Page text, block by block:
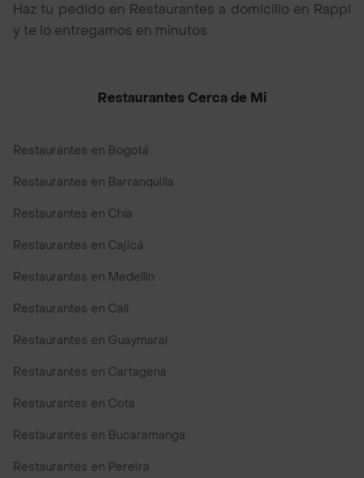
Haz tu pedido en Restaurantes a domicilio en Rappi
y te lo entregamos en minutos
Restaurantes Cerca de Mi
Restaurantes en Bogotá
Restaurantes en Barranquilla
Restaurantes en Chía
Restaurantes en Cajicá
Restaurantes en Medellín
Restaurantes en Cali
Restaurantes en Guaymaral
Restaurantes en Cartagena
Restaurantes en Cota
Restaurantes en Bucaramanga
Restaurantes en Pereira